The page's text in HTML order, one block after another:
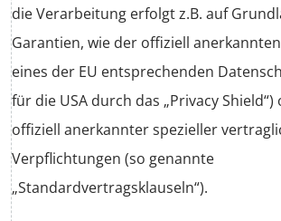
die Verarbeitung erfolgt z.B. auf
Garantien, wie der offiziell
eines der EU entsprechenden
für die USA durch das „Privacy
offiziell anerkannter spezieller
Verpflichtungen (so genannte
„Standardvertragsklauseln“).